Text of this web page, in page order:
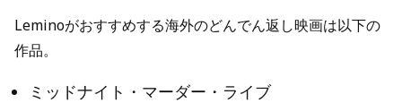
Leminoがおすすめする海外のどんでん返し映画は以下の
作品。
ミッドナイト・マーダー・ライブ